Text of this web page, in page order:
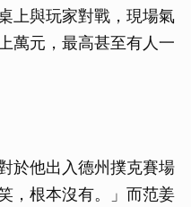
上與玩家對戰，現場氣
萬元，最高甚至有人一
於他出入德州撲克賽場
，根本沒有。」而范姜